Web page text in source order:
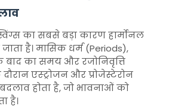
का सबसे बड़ा कारण हार्मोनल
है। मासिक धर्म (Periods),
बाद का समय और रजोनिवृत्ति
एस्ट्रोजन और प्रोजेस्टेरोन
होता है, जो भावनाओं को
है।